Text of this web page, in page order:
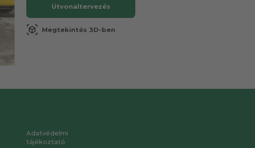
Útvonaltervezés
view_in_ar Megtekintés 3D-ben
Adatvédelmi
tájékoztató